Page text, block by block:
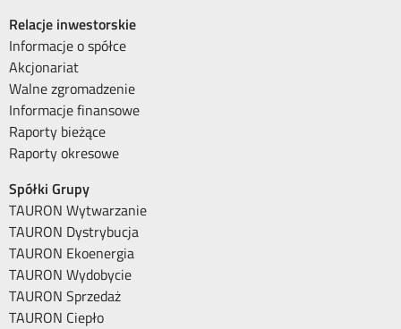
Relacje inwestorskie
Informacje o spółce
Akcjonariat
Walne zgromadzenie
Informacje finansowe
Raporty bieżące
Raporty okresowe
Spółki Grupy
TAURON Wytwarzanie
TAURON Dystrybucja
TAURON Ekoenergia
TAURON Wydobycie
TAURON Sprzedaż
TAURON Ciepło